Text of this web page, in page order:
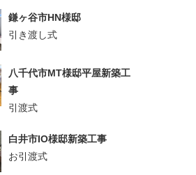
鎌ヶ谷市HN様邸
引き渡し式
八千代市MT様邸平屋新築工
事
引渡式
白井市IO様邸新築工事
お引渡式